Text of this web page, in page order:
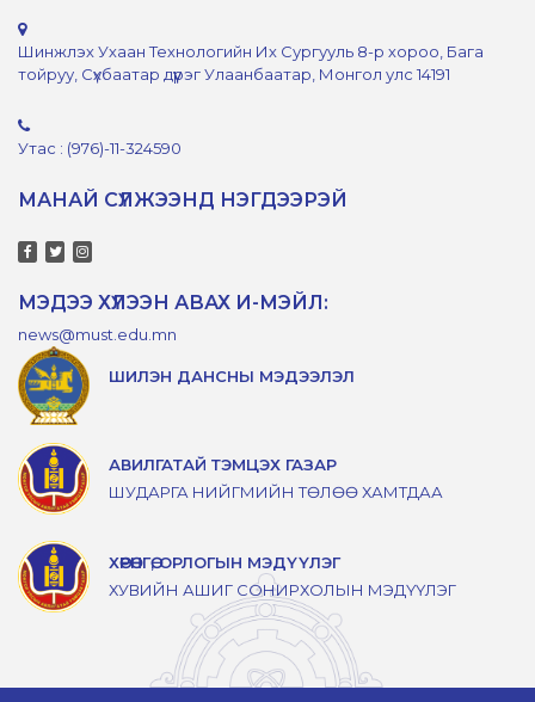
Шинжлэх Ухаан Технологийн Их Сургууль 8-р хороо, Бага
тойруу, Сүхбаатар дүүрэг Улаанбаатар, Монгол улс 14191
Утас : (976)-11-324590
МАНАЙ СҮЛЖЭЭНД НЭГДЭЭРЭЙ
МЭДЭЭ ХҮЛЭЭН АВАХ И-МЭЙЛ:
news@must.edu.mn
ШИЛЭН ДАНСНЫ МЭДЭЭЛЭЛ
АВИЛГАТАЙ ТЭМЦЭХ ГАЗАР
ШУДАРГА НИЙГМИЙН ТӨЛӨӨ ХАМТДАА
ХӨРӨНГӨ, ОРЛОГЫН МЭДҮҮЛЭГ
ХУВИЙН АШИГ СОНИРХОЛЫН МЭДҮҮЛЭГ